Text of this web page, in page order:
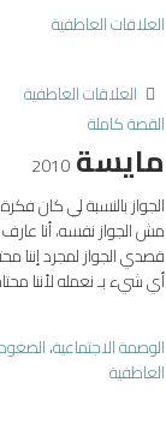
العلاقات العاطفية
العلاقات العاطفية
القصة كاملة
مايسة 2010
الجواز بالنسبة لي كان
مش الجواز نفسه، أنا
قصدي الجواز لمجرد إننا
أي شيء بـ نعمله لأننا
الوصمة الاجتماعية،
العاطفية